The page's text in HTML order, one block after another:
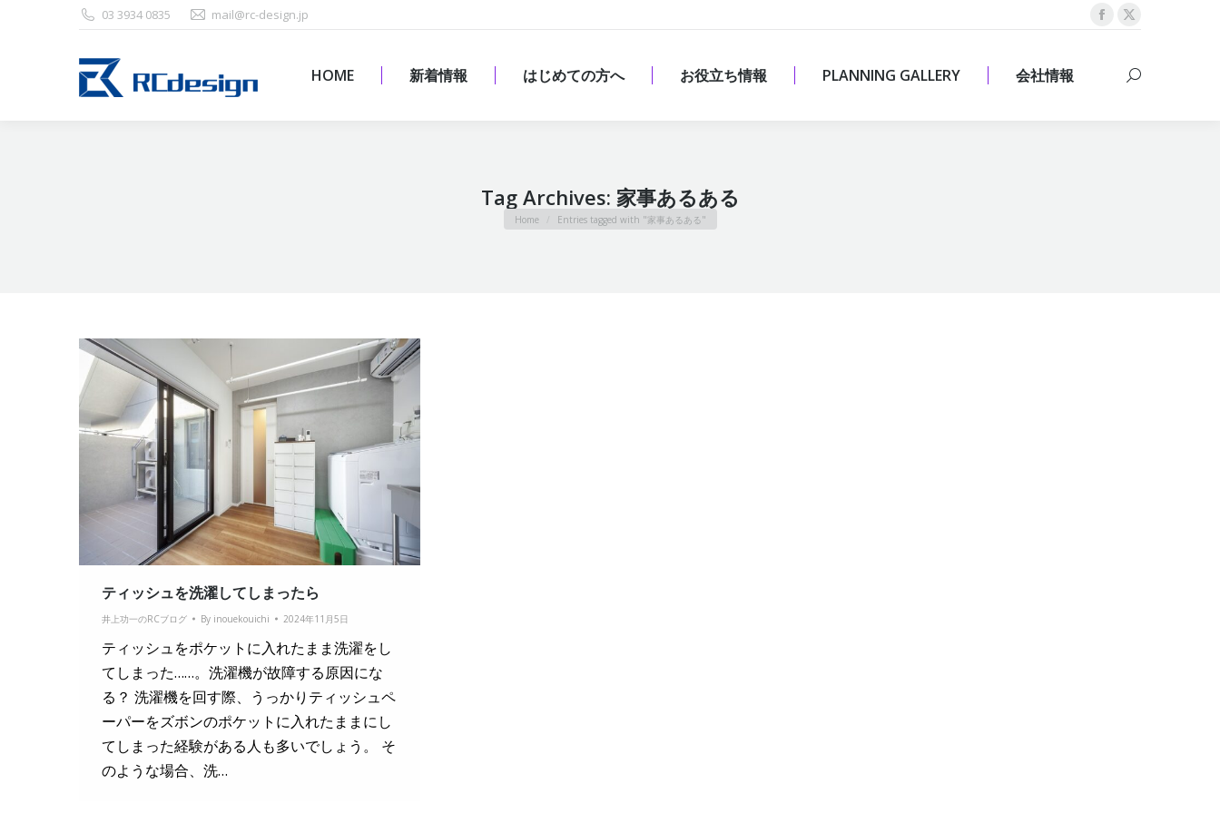
03 3934 0835 mail@rc-design.jp
Facebook
opens
X
opens
HOME 新着情報 はじめての方へ お役立ち情報 PLANNING GALLERY 会社情報 Search:
Tag Archives: 家事あるある
You are here:
Home Entries tagged with "家事あるある"
ティッシュを洗濯してしまったら
井上功一のRCブログ By inouekouichi 2024年11月5日
ティッシュをポケットに入れたまま洗濯をし
てしまった……。洗濯機が故障する原因にな
る？ 洗濯機を回す際、うっかりティッシュペ
ーパーをズボンのポケットに入れたままにし
てしまった経験がある人も多いでしょう。 そ
のような場合、洗…
HOME 新着情報 はじめての方へ お役立ち情報 PLANNING GALLERY 会社情報 Search: